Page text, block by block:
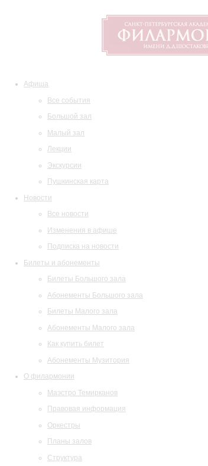
Афиша
Все события
Большой зал
Малый зал
Лекции
Экскурсии
Пушкинская карта
Новости
Все новости
Изменения в афише
Подписка на новости
Билеты и абонементы
Билеты Большого зала
Абонементы Большого зала
Билеты Малого зала
Абонементы Малого зала
Как купить билет
Абонементы Музитория
О филармонии
Маэстро Темирканов
Правовая информация
Оркестры
Планы залов
Структура